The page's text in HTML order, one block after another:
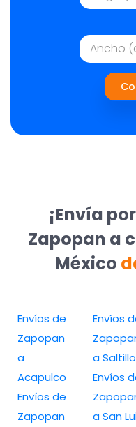
¡Envía
Zapopan a
México
Envíos de
Zapopan
a
Acapulco
Envíos de
Zapopan
Envíos
a Saltillo
Envíos
a San